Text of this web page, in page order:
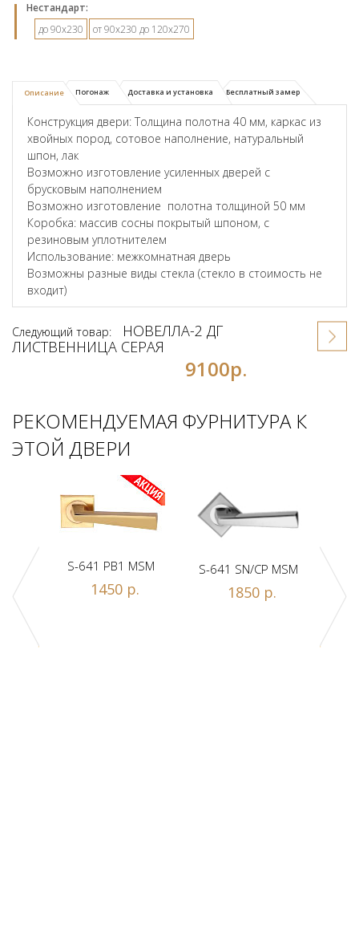
Hестандарт:
до 90х230
от 90х230 до 120х270
Описание Погонаж Доставка и установка Бесплатный замер
Конструкция двери: Толщина полотна 40 мм, каркас из
хвойных пород, сотовое наполнение, натуральный
шпон, лак
Возможно изготовление усиленных дверей с
брусковым наполнением
Возможно изготовление полотна толщиной 50 мм
Коробка: массив сосны покрытый шпоном, с
резиновым уплотнителем
Использование: межкомнатная дверь
Возможны разные виды стекла (стекло в стоимость не
входит)
Следующий товар:
НОВЕЛЛА-2 ДГ
ЛИСТВЕННИЦА СЕРАЯ
9100р.
РЕКОМЕНДУЕМАЯ ФУРНИТУРА К
ЭТОЙ ДВЕРИ
A
S-641 PB1 MSM
1450 р.
S-641 SN/CP MSM
1850 р.